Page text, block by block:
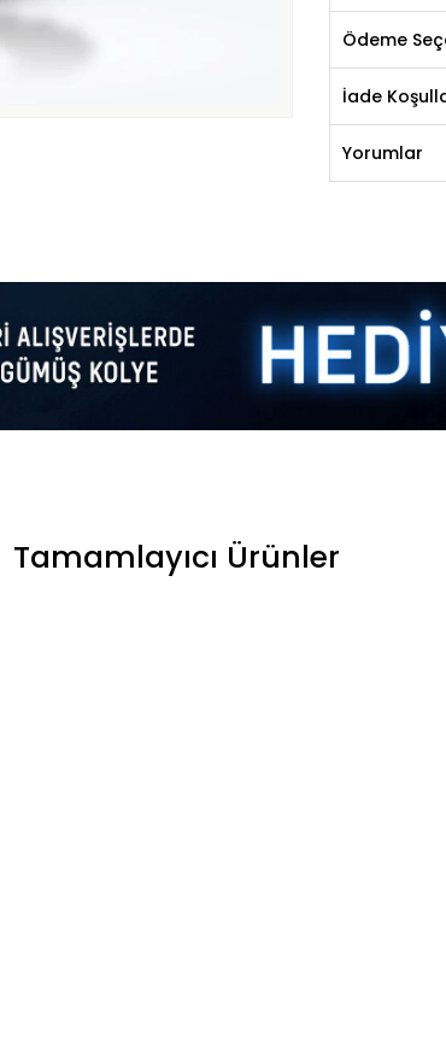
Ödeme
İade
Yorumlar
Tamamlayıcı Ürünler